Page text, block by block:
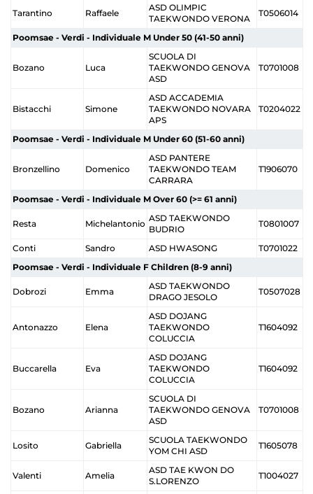
Tarantino Raffaele
ASD OLIMPIC
TAEKWONDO VERONA
T0506014
Poomsae - Verdi - Individuale M Under 50 (41-50 anni)
Bozano Luca
SCUOLA DI
TAEKWONDO GENOVA
ASD
T0701008
Bistacchi Simone
ASD ACCADEMIA
TAEKWONDO NOVARA
APS
T0204022
Poomsae - Verdi - Individuale M Under 60 (51-60 anni)
Bronzellino Domenico
ASD PANTERE
TAEKWONDO TEAM
CARRARA
T1906070
Poomsae - Verdi - Individuale M Over 60 (>= 61 anni)
Resta Michelantonio
ASD TAEKWONDO
BUDRIO
T0801007
Conti Sandro ASD HWASONG
T0701022
Poomsae - Verdi - Individuale F Children (8-9 anni)
Dobrozi Emma
ASD TAEKWONDO
DRAGO JESOLO
T0507028
Antonazzo Elena
ASD DOJANG
TAEKWONDO
COLUCCIA
T1604092
Buccarella Eva
ASD DOJANG
TAEKWONDO
COLUCCIA
T1604092
Bozano Arianna
SCUOLA DI
TAEKWONDO GENOVA
ASD
T0701008
Losito Gabriella
SCUOLA TAEKWONDO
YOM CHI ASD
T1605078
Valenti Amelia
ASD TAE KWON DO
S.LORENZO
T1004027